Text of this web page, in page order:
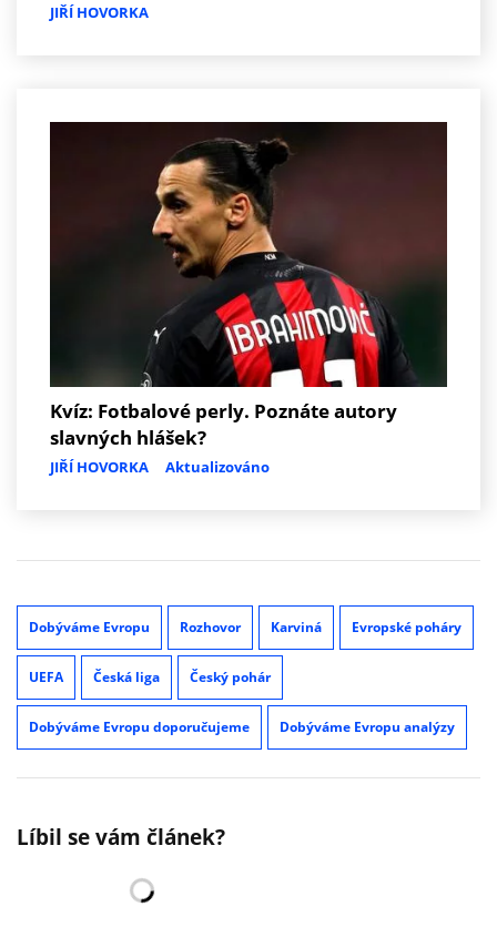
JIŘÍ HOVORKA
Kvíz: Fotbalové perly. Poznáte autory
slavných hlášek?
JIŘÍ HOVORKA Aktualizováno
Dobýváme Evropu Rozhovor Karviná Evropské poháry
UEFA Česká liga Český pohár
Dobýváme Evropu doporučujeme Dobýváme Evropu analýzy
Líbil se vám článek?